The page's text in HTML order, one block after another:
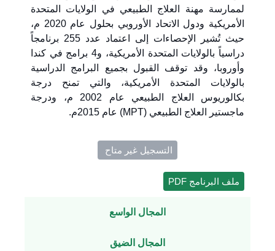
لممارسة مهنة العلاج الطبيعي في الولايات المتحدة
الأمريكية ودول الاتحاد الأوروبي بحلول عام 2020 م،
حيث تُشير الإحصاءات إلى اعتماد عدد 255 برنامجاً
دراسياً بالولايات المتحدة الأمريكية، و4 برامج في كندا
وأوروبا، وقد توقف القبول بجميع البرامج الدراسية
بالولايات المتحدة الأمريكية، والتي تمنح درجة
بكالوريوس العلاج الطبيعي عام 2002 م، ودرجة
ماجستير العلاج الطبيعي (MPT) عام 2015م.
التسجيل غير متاح ​
ملف البرنامج PDF
المجال الواسع
المجال الضيق